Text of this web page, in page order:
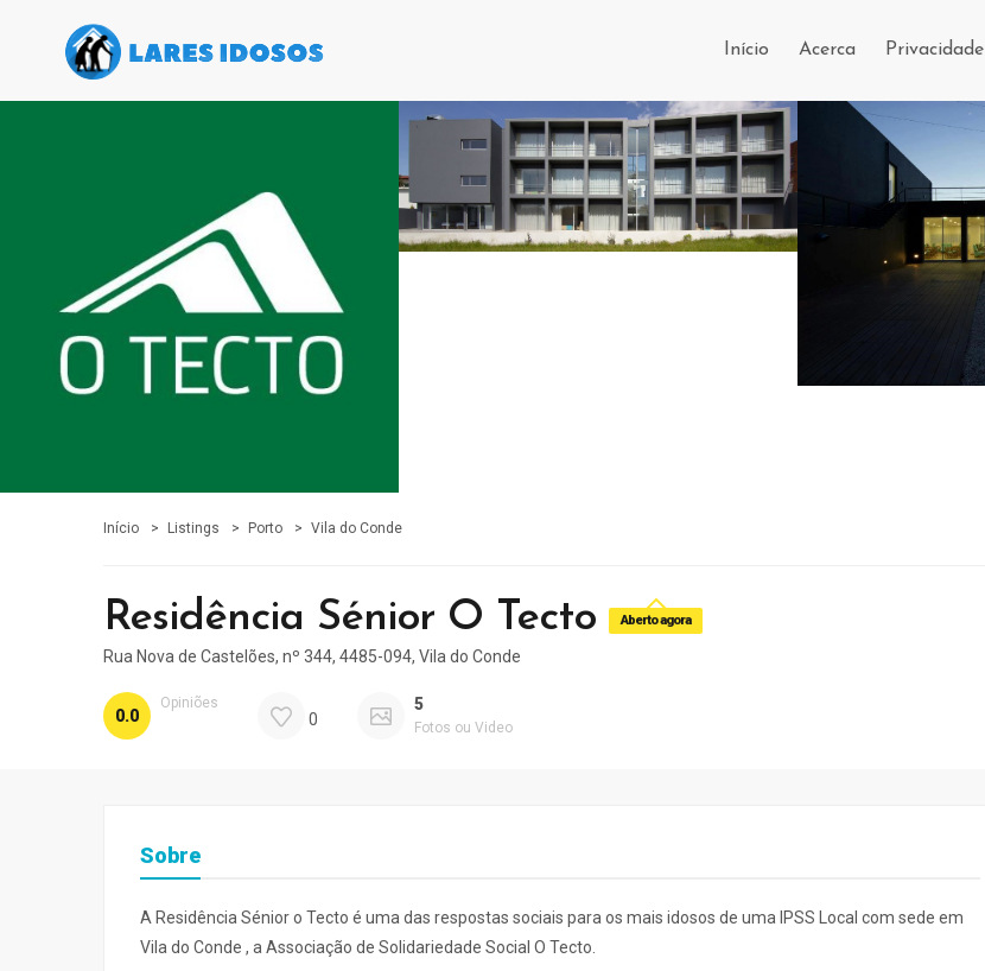
Início Acerca Privacidade
Início Listings Porto Vila do Conde
Residência Sénior O Tecto Aberto agora
Rua Nova de Castelões, nº 344, 4485-094, Vila do Conde
0.0
Opiniões
0
5
Fotos ou Video
Sobre
A Residência Sénior o Tecto é uma das respostas sociais para os mais idosos de uma IPSS Local com sede em
Vila do Conde , a Associação de Solidariedade Social O Tecto.